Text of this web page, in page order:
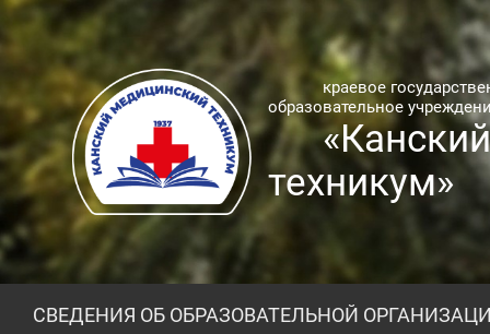
краевое
образовательное
техникум»
СВЕДЕНИЯ ОБ ОБРАЗОВАТЕЛЬНОЙ